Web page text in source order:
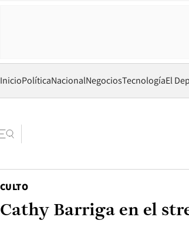
InicioPolíticaNacionalNegociosTecnologíaEl
CULTO
Cathy Barriga en el